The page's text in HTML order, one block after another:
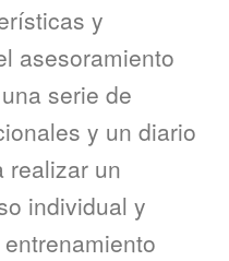
y
asesoramiento
serie de
y un diario
realizar un
individual y